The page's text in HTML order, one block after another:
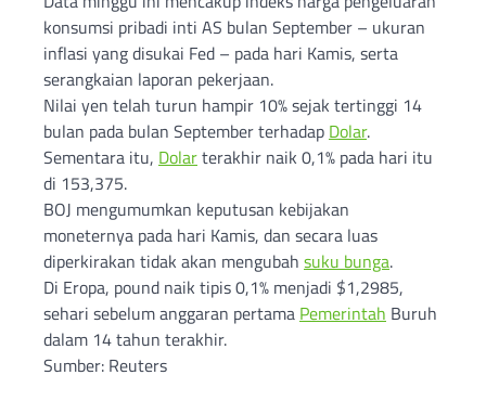
konsumsi pribadi inti AS bulan September – ukuran
inflasi yang disukai Fed – pada hari Kamis, serta
serangkaian laporan pekerjaan.
Nilai yen telah turun hampir 10% sejak tertinggi 14
bulan pada bulan September terhadap Dolar.
Sementara itu, Dolarterakhir naik 0,1% pada hari itu
di 153,375.
BOJ mengumumkan keputusan kebijakan
moneternya pada hari Kamis, dan secara luas
diperkirakan tidak akan mengubah suku bunga.
Di Eropa, pound naik tipis 0,1% menjadi $1,2985,
sehari sebelum anggaran pertama Pemerintah Buruh
dalam 14 tahun terakhir.
Sumber: Reuters